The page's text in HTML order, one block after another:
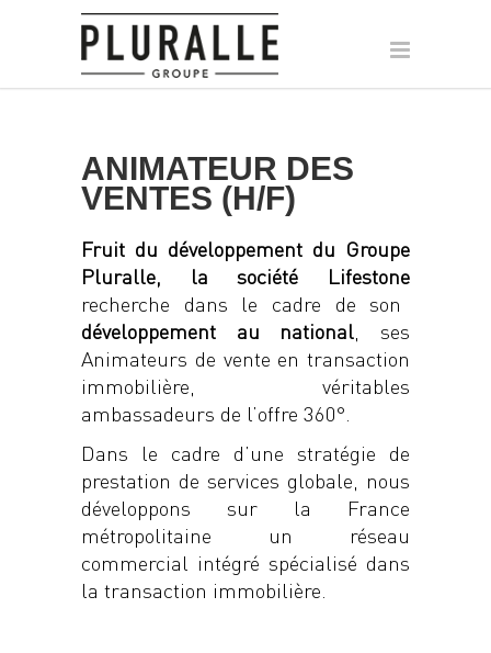
ANIMATEUR DES
VENTES (H/F)
Fruit du développement du Groupe
Pluralle, la société Lifestone
recherche dans le cadre de son
développement au national, ses
Animateurs de vente en transaction
immobilière, véritables
ambassadeurs de l’offre 360°.
Dans le cadre d’une stratégie de
prestation de services globale, nous
développons sur la France
métropolitaine un réseau
commercial intégré spécialisé dans
la transaction immobilière.